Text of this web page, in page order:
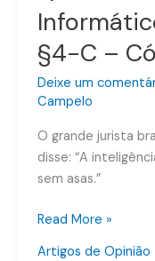
§4-C –
Deixe um
Campelo
O grande jurista
disse: “A
sem asas.”
C
–
Código
Penal
Read More »
Artigos de Opinião